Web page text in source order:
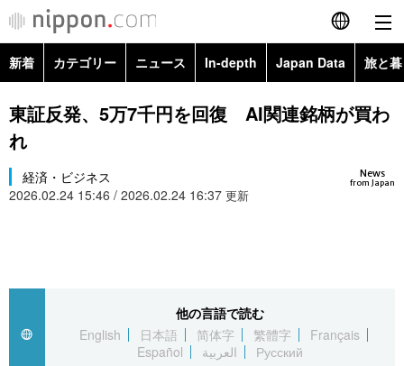
English
简体字
Русский
カテゴリー
国際
アーカイブ
Japan Data
新着 カテゴリー ニュース In-depth Japan Data 旅と
政治・外交
経済・ビジネス
国際・海外
文化
科学・技術
Topics
東証反発、5万7千円を回復 AI関連銘柄が買わ
れ
News
from Japan
経済・ビジネス
2026.02.24 15:46 / 2026.02.24 16:37 更新
他の言語で読む
English
日本語 简体字 繁體字
Français
Español
العربية Русский